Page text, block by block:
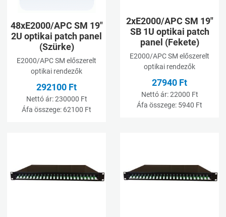
48xE2000/APC SM 19"
2U optikai patch panel
(Szürke)
E2000/APC SM előszerelt
optikai rendezők
292100 Ft
Nettó ár:230000 Ft
Áfa összege: 62100 Ft
2xE2000/APC SM 19"
SB 1U optikai patch
panel (Fekete)
E2000/APC SM előszerelt
optikai rendezők
27940 Ft
Nettó ár:22000 Ft
Áfa összege: 5940 Ft
Összehasonlításhoz adom